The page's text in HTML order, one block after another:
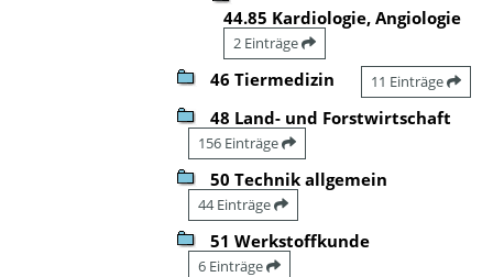
44.85 Kardiologie, Angiologie
2 Einträge
46 Tiermedizin 11 Einträge
48 Land- und Forstwirtschaft
156 Einträge
50 Technik allgemein
44 Einträge
51 Werkstoffkunde
6 Einträge